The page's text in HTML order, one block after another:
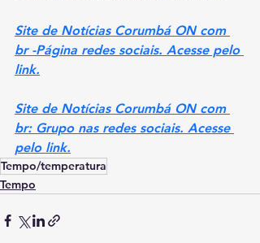
Site de Notícias Corumbá ON com
br -Página redes sociais. Acesse pelo
link.
Site de Notícias Corumbá ON com
br: Grupo nas redes sociais. Acesse
pelo link.
Tempo/temperatura
Tempo